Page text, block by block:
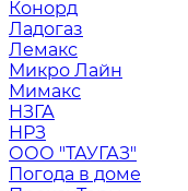
Конорд
Ладогаз
Лемакс
Микро Лайн
Мимакс
НЗГА
НРЗ
ООО "ТАУГАЗ"
Погода в доме